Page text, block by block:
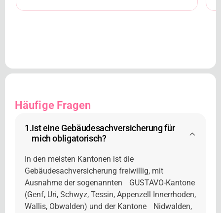
Häufige Fragen
1.Ist eine Gebäudesachversicherung für
mich obligatorisch?
In den meisten Kantonen ist die
Gebäudesachversicherung freiwillig, mit
Ausnahme der sogenannten GUSTAVO-Kantone
(Genf, Uri, Schwyz, Tessin, Appenzell Innerrhoden,
Wallis, Obwalden) und der Kantone Nidwalden,